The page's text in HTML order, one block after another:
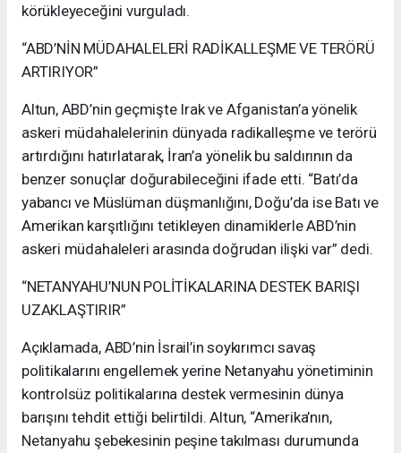
körükleyeceğini vurguladı.
“ABD’NİN MÜDAHALELERİ RADİKALLEŞME VE TERÖRÜ
ARTIRIYOR”
Altun, ABD’nin geçmişte Irak ve Afganistan’a yönelik
askeri müdahalelerinin dünyada radikalleşme ve terörü
artırdığını hatırlatarak, İran’a yönelik bu saldırının da
benzer sonuçlar doğurabileceğini ifade etti. “Batı’da
yabancı ve Müslüman düşmanlığını, Doğu’da ise Batı ve
Amerikan karşıtlığını tetikleyen dinamiklerle ABD’nin
askeri müdahaleleri arasında doğrudan ilişki var” dedi.
“NETANYAHU’NUN POLİTİKALARINA DESTEK BARIŞI
UZAKLAŞTIRIR”
Açıklamada, ABD’nin İsrail’in soykırımcı savaş
politikalarını engellemek yerine Netanyahu yönetiminin
kontrolsüz politikalarına destek vermesinin dünya
barışını tehdit ettiği belirtildi. Altun, “Amerika’nın,
Netanyahu şebekesinin peşine takılması durumunda